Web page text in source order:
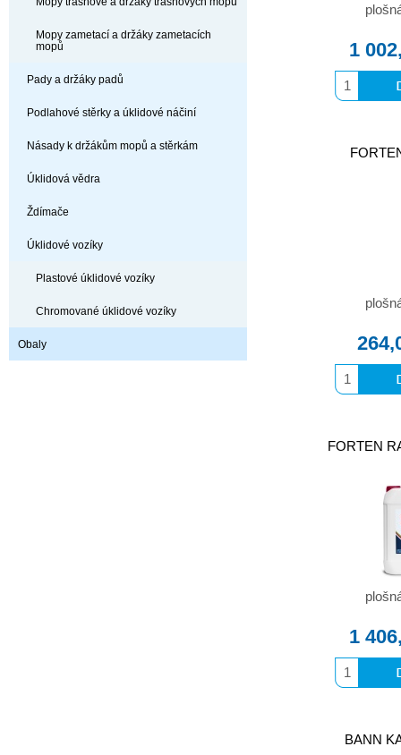
Mopy zametací a držáky zametacích
mopů
Pady a držáky padů
Podlahové stěrky a úklidové náčiní
Násady k držákům mopů a stěrkám
Úklidová vědra
Ždímače
Úklidové vozíky
Plastové úklidové vozíky
Chromované úklidové vozíky
Obaly
1
FORTEN
1
BANN